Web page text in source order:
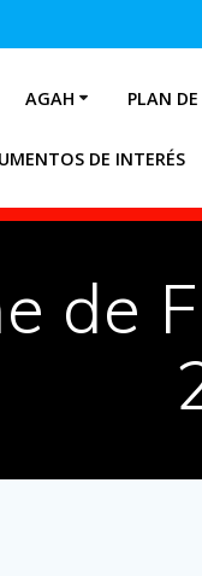
AGAH PLAN
DE INTERÉS
de